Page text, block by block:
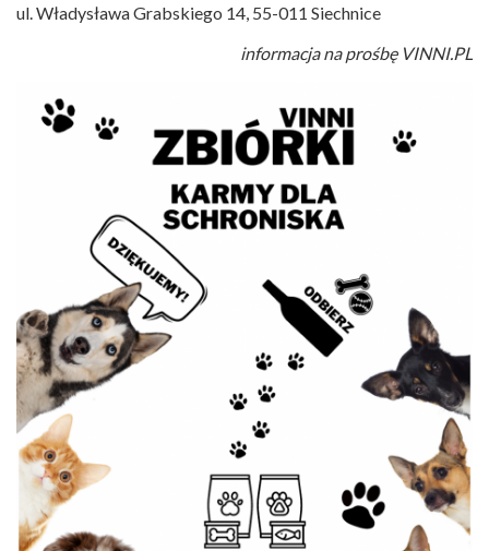
ul. Władysława Grabskiego 14, 55-011 Siechnice
informacja na prośbę VINNI.PL